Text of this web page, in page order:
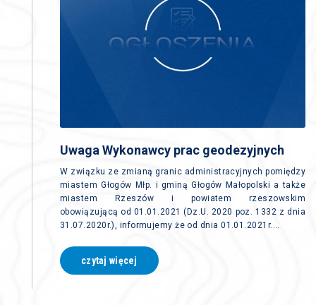
Uwaga Wykonawcy prac geodezyjnych
W związku ze zmianą granic administracyjnych pomiędzy
miastem Głogów Młp. i gminą Głogów Małopolski a także
miastem Rzeszów i powiatem rzeszowskim
obowiązującą od 01.01.2021 (Dz.U. 2020 poz. 1332 z dnia
31.07.2020r.), informujemy że od dnia 01.01.2021r.…
czytaj więcej